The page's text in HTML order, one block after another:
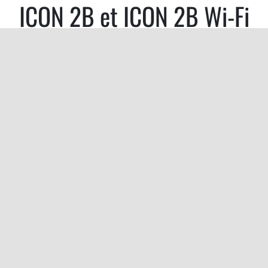
ICON 2B et ICON 2B Wi-Fi